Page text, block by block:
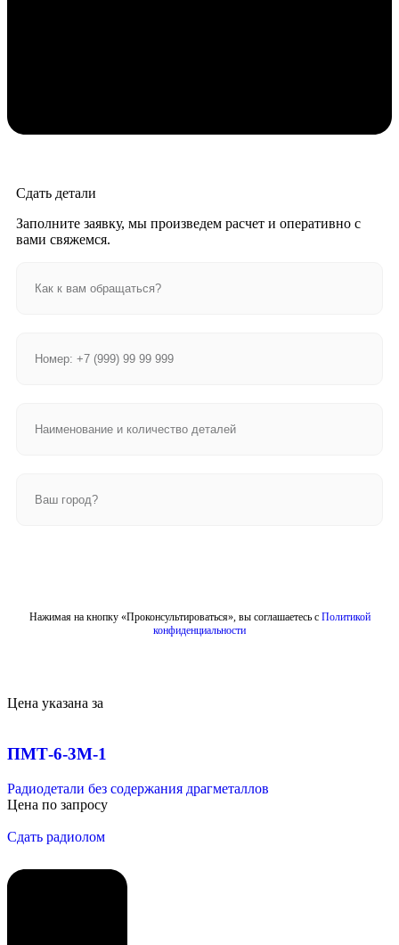
Сдать детали
Заполните заявку, мы произведем расчет и оперативно с
вами свяжемся.
Нажимая на кнопку «Проконсультироваться», вы соглашаетесь с Политикой
конфиденциальности
Цена указана за
ПМТ-6-3М-1
Радиодетали без содержания драгметаллов
Цена по запросу
Сдать радиолом